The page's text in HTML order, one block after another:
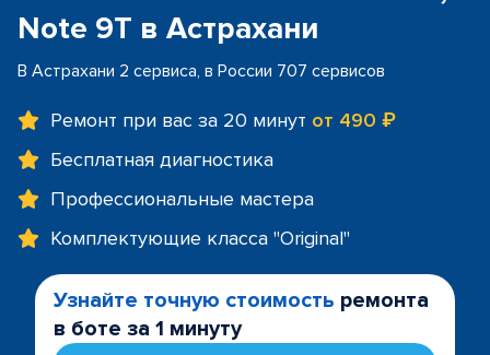
Note 9T в Астрахани
В Астрахани 2 сервиса, в России 707 сервисов
Ремонт при вас за 20 минут от 490 ₽
Бесплатная диагностика
Профессиональные мастера
Комплектующие класса "Original"
Узнайте точную стоимость ремонта
в боте за 1 минуту